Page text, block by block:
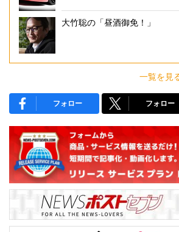
大竹聡の「昼酒御免！」
一覧を見
フォロー フォロー